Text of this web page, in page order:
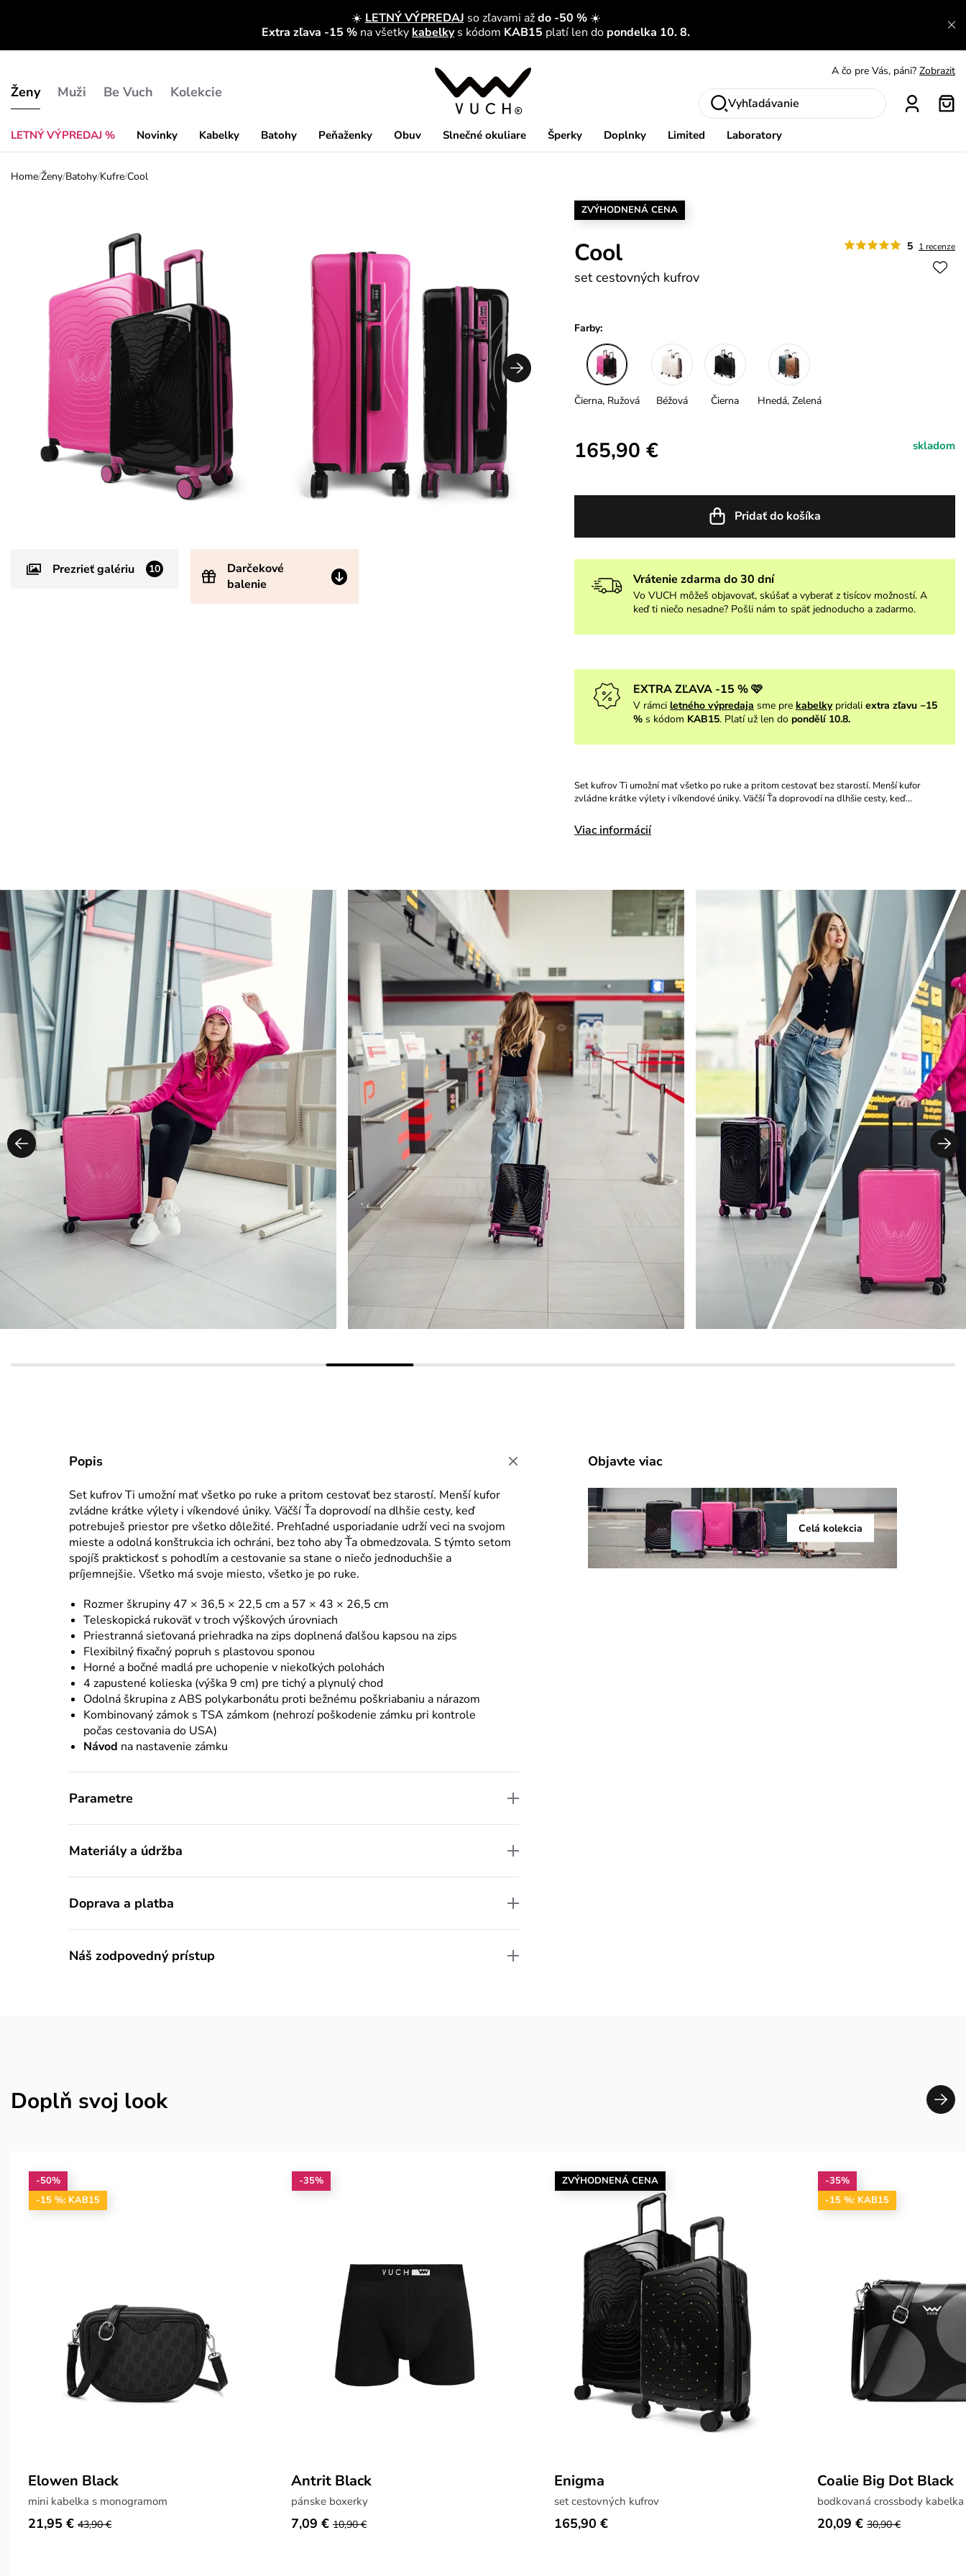
☀️ LETNÝ VÝPREDAJ so zľavami aždo -50 %☀️
Extra zľava -15 % na všetky kabelky s kódom KAB15 platí len do pondelka 10. 8.
Ženy
LETNÝ VÝPREDAJ % Novinky Kabelky Batohy Peňaženky Obuv Slnečné okuliare Šperky Doplnky Limited Laboratory
Muži Be Vuch Kolekcie
S čím chybu neurobíš? Pozri
Nech sa inšpirovať Zobraziť
Vyhľadávanie
Home/Ženy/Batohy/Kufre/Cool
Prezrieť galériu 10
Darčekové
balenie
ZVÝHODNENÁ CENA
5 1 recenze
Cool
set cestovných kufrov
Farby:
Čierna, Ružová Béžová Čierna Hnedá, Zelená
165,90 € skladom
Pridať do košíka
Vrátenie zdarma do 30 dní
Vo VUCH môžeš objavovať, skúšať a vyberať z tisícov možností. A
keď ti niečo nesadne? Pošli nám to späť jednoducho a zadarmo.
EXTRA ZĽAVA -15 % 🩷
V rámci letného výpredaja sme pre kabelky pridali extra zľavu −15
%s kódom KAB15. Platí už len do pondělí 10.8.
Set kufrov Ti umožní mať všetko po ruke a pritom cestovať bez starostí. Menší kufor
zvládne krátke výlety i víkendové úniky. Väčší Ťa doprovodí na dlhšie cesty, keď…
Viac informácií
Popis
Set kufrov Ti umožní mať všetko po ruke a pritom cestovať bez starostí. Menší kufor
zvládne krátke výlety i víkendové úniky. Väčší Ťa doprovodí na dlhšie cesty, keď
potrebuješ priestor pre všetko dôležité. Prehľadné usporiadanie udrží veci na svojom
mieste a odolná konštrukcia ich ochráni, bez toho aby Ťa obmedzovala. S týmto setom
spojíš praktickosť s pohodlím a cestovanie sa stane o niečo jednoduchšie a
príjemnejšie. Všetko má svoje miesto, všetko je po ruke.
Rozmer škrupiny 47 × 36,5 × 22,5 cm a 57 × 43 × 26,5 cm
Teleskopická rukoväť v troch výškových úrovniach
Priestranná sieťovaná priehradka na zips doplnená ďalšou kapsou na zips
Flexibilný fixačný popruh s plastovou sponou
Horné a bočné madlá pre uchopenie v niekoľkých polohách
4 zapustené kolieska (výška 9 cm) pre tichý a plynulý chod
Odolná škrupina z ABS polykarbonátu proti bežnému poškriabaniu a nárazom
Kombinovaný zámok s TSA zámkom (nehrozí poškodenie zámku pri kontrole
počas cestovania do USA)
Návod na nastavenie zámku
Parametre
Materiály a údržba
Doprava a platba
Náš zodpovedný prístup
Objavte viac
Celá kolekcia
Doplň svoj look
-50%
-15 %: KAB15
Elowen Black
mini kabelka s monogramom
21,95 € 43,90 €
-35%
Antrit Black
pánske boxerky
7,09 € 10,90 €
ZVÝHODNENÁ CENA
Enigma
set cestovných kufrov
165,90 €
-35%
-15 %: KAB15
Coalie Big Dot Black
bodkovaná crossbody kabelka
20,09 € 30,90 €